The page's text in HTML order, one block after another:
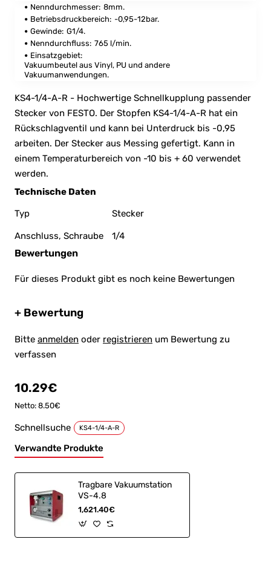
Nenndurchmesser: 8mm.
Betriebsdruckbereich: -0,95-12bar.
Gewinde: G1/4.
Nenndurchfluss: 765 l/min.
Einsatzgebiet:
Vakuumbeutel aus Vinyl, PU und andere
Vakuumanwendungen.
10.29€
Netto: 8.50€
KS4-1/4-A-R - Hochwertige Schnellkupplung passender
Stecker von FESTO. Der Stopfen KS4-1/4-A-R hat ein
Rückschlagventil und kann bei Unterdruck bis -0,95
arbeiten. Der Stecker aus Messing gefertigt. Kann in
einem Temperaturbereich von -10 bis + 60 verwendet
werden.
Technische Daten
Typ
Stecker
Anschluss, Schraube 1/4
Bewertungen
Für dieses Produkt gibt es noch keine Bewertungen
+ Bewertung
Bitte anmelden oder registrieren um Bewertung zu
verfassen
Schnellsuche KS4-1/4-A-R
Verwandte Produkte
Tragbare Vakuumstation
VS-4.8
1,621.40€